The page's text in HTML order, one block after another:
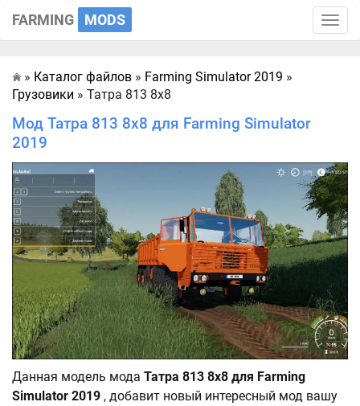
Toggle
FARMING MODS
Главная
» Каталог файлов » Farming Simulator 2019 »
Грузовики » Татра 813 8x8
Мод Татра 813 8x8 для Farming Simulator
2019
Данная модель мода Татра 813 8x8 для Farming
Simulator 2019 , добавит новый интересный мод вашу